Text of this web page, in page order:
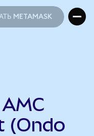
METAMASK
AMC
(Ondo